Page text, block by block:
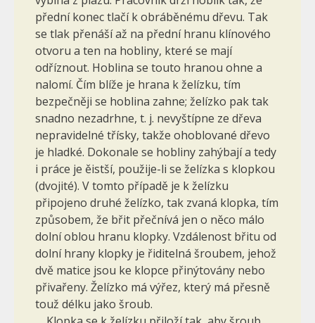
přední konec tlačí k obráběnému dřevu. Tak
se tlak přenáší až na přední hranu klínového
otvoru a ten na hobliny, které se mají
odříznout. Hoblina se touto hranou ohne a
nalomí. Čím blíže je hrana k želízku, tím
bezpečněji se hoblina zahne; želízko pak tak
snadno nezadrhne, t. j. nevyštípne ze dřeva
nepravidelné třísky, takže ohoblované dřevo
je hladké. Dokonale se hobliny zahýbají a tedy
i práce je ěistší, použije-li se želízka s klopkou
(dvojité). V tomto případě je k želízku
připojeno druhé želízko, tak zvaná klopka, tím
způsobem, že břit přečnívá jen o něco málo
dolní oblou hranu klopky. Vzdálenost břitu od
dolní hrany klopky je řiditelná šroubem, jehož
dvě matice jsou ke klopce přinýtovány nebo
přivařeny. Želízko má výřez, který má přesně
touž délku jako šroub.